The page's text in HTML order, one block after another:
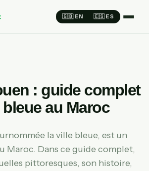
🇬🇧 EN 🇪🇸 ES
: guide complet
au Maroc
la ville bleue, est un
Maroc. Dans ce guide complet,
pittoresques, son histoire,